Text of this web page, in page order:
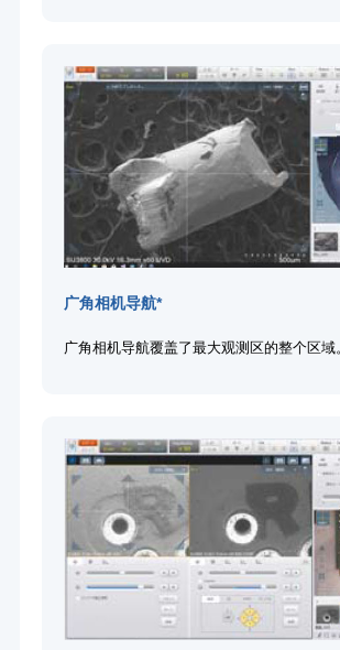
广角相机导航*
广角相机导航覆盖了最大观测区的整个区域